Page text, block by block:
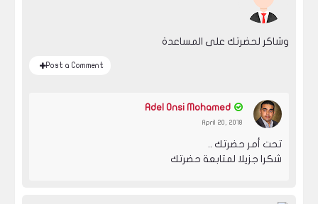
وشاكر لحضرتك على المساعدة
Post a Comment
Adel Onsi Mohamed
April 20, 2018
تحت أمر حضرتك ..
شكرا جزيلا لمتابعة حضرتك